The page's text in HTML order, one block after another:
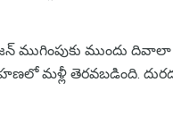
ముగింపుకు ముందు
మళ్లీ తెరవబడింది.